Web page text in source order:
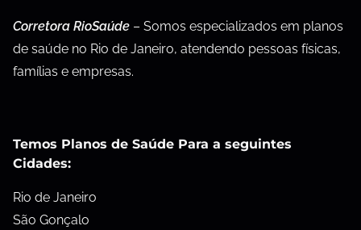
Corretora RioSaúde – Somos especializados em planos
de saúde no Rio de Janeiro, atendendo pessoas físicas,
famílias e empresas.
Temos Planos de Saúde Para a seguintes
Cidades:
Rio de Janeiro
São Gonçalo